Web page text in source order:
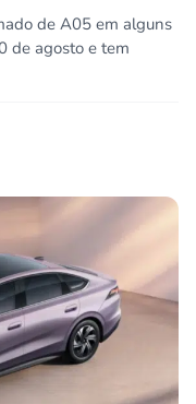
de A05 em alguns
de agosto e tem